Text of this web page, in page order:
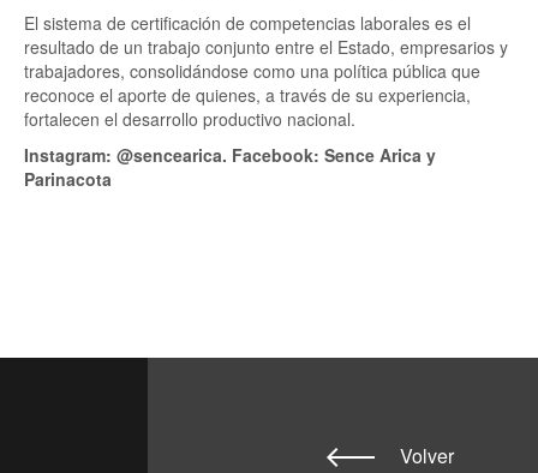
El sistema de certificación de competencias laborales es el
resultado de un trabajo conjunto entre el Estado, empresarios y
trabajadores, consolidándose como una política pública que
reconoce el aporte de quienes, a través de su experiencia,
fortalecen el desarrollo productivo nacional.
Instagram: @sencearica. Facebook: Sence Arica y
Parinacota
Volver